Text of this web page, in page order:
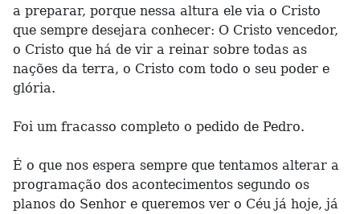
a preparar, porque nessa altura ele via o Cristo
que sempre desejara conhecer: O Cristo vencedor,
o Cristo que há de vir a reinar sobre todas as
nações da terra, o Cristo com todo o seu poder e
glória.
Foi um fracasso completo o pedido de Pedro.
É o que nos espera sempre que tentamos alterar a
programação dos acontecimentos segundo os
planos do Senhor e queremos ver o Céu já hoje, já